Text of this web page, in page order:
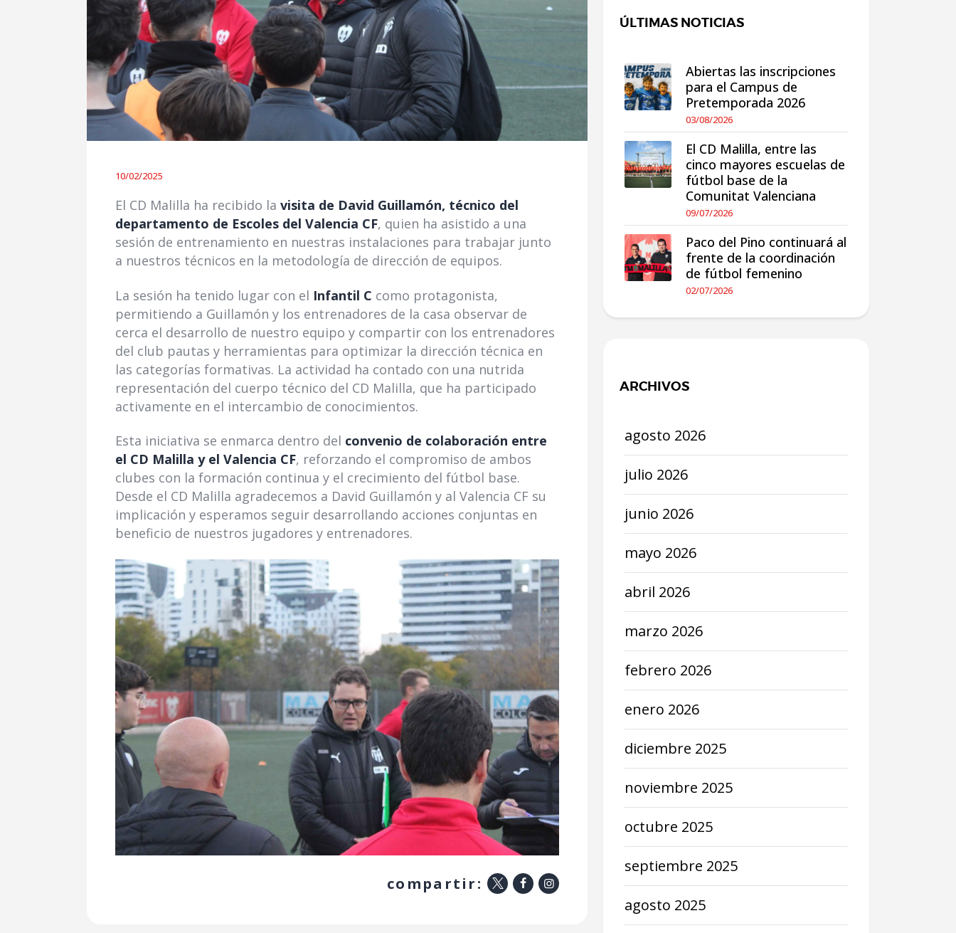
10/02/2025
El CD Malilla ha recibido la visita de David Guillamón, técnico del
departamento de Escoles del Valencia CF, quien ha asistido a una
sesión de entrenamiento en nuestras instalaciones para trabajar junto
a nuestros técnicos en la metodología de dirección de equipos.
La sesión ha tenido lugar con el Infantil C como protagonista,
permitiendo a Guillamón y los entrenadores de la casa observar de
cerca el desarrollo de nuestro equipo y compartir con los entrenadores
del club pautas y herramientas para optimizar la dirección técnica en
las categorías formativas. La actividad ha contado con una nutrida
representación del cuerpo técnico del CD Malilla, que ha participado
activamente en el intercambio de conocimientos.
Esta iniciativa se enmarca dentro del convenio de colaboración entre
el CD Malilla y el Valencia CF, reforzando el compromiso de ambos
clubes con la formación continua y el crecimiento del fútbol base.
Desde el CD Malilla agradecemos a David Guillamón y al Valencia CF su
implicación y esperamos seguir desarrollando acciones conjuntas en
beneficio de nuestros jugadores y entrenadores.
compartir:
ÚLTIMAS NOTICIAS
Abiertas las inscripciones
para el Campus de
Pretemporada 2026
03/08/2026
El CD Malilla, entre las
cinco mayores escuelas de
fútbol base de la
Comunitat Valenciana
09/07/2026
Paco del Pino continuará al
frente de la coordinación
de fútbol femenino
02/07/2026
ARCHIVOS
agosto 2026
julio 2026
junio 2026
mayo 2026
abril 2026
marzo 2026
febrero 2026
enero 2026
diciembre 2025
noviembre 2025
octubre 2025
septiembre 2025
agosto 2025